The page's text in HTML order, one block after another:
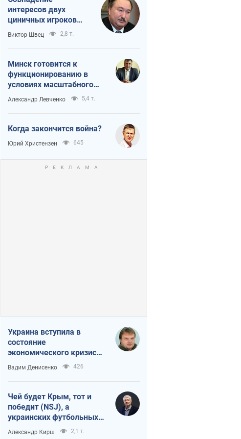
интересов двух
циничных игроков
или тайный план
Трампа и Путина?
Виктор Швец 2,8 т.
Минск готовится к
функционированию в
условиях масштабного
военного кризиса
Александр Левченко 5,4 т.
Когда закончится война?
Юрий Христензен 645
Украина вступила в
состояние
экономического кризиса.
Есть ли свет в конце
туннеля?
Вадим Денисенко 426
Чей будет Крым, тот и
победит (NSJ), а
украинских футбольных
чиновников могут
Александр Кирш 2,1 т.